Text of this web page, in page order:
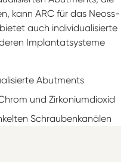
kann ARC für das Neoss-
auch individualisierte
Implantatsysteme
Abutments
und Zirkoniumdioxid
Schraubenkanälen